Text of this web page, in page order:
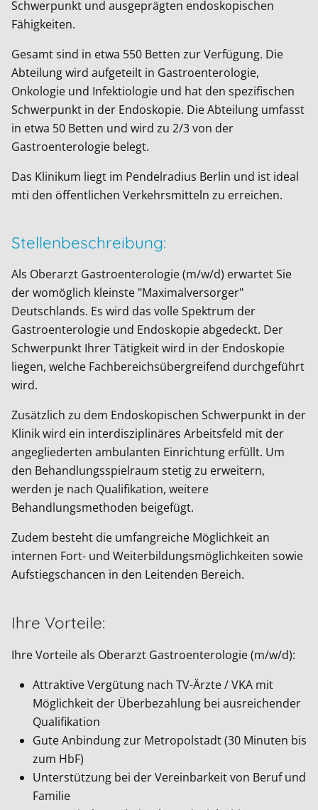
Schwerpunkt und ausgeprägten endoskopischen
Fähigkeiten.
Gesamt sind in etwa 550 Betten zur Verfügung. Die
Abteilung wird aufgeteilt in Gastroenterologie,
Onkologie und Infektiologie und hat den spezifischen
Schwerpunkt in der Endoskopie. Die Abteilung umfasst
in etwa 50 Betten und wird zu 2/3 von der
Gastroenterologie belegt.
Das Klinikum liegt im Pendelradius Berlin und ist ideal
mti den öffentlichen Verkehrsmitteln zu erreichen.
Stellenbeschreibung:
Als Oberarzt Gastroenterologie (m/w/d) erwartet Sie
der womöglich kleinste "Maximalversorger"
Deutschlands. Es wird das volle Spektrum der
Gastroenterologie und Endoskopie abgedeckt. Der
Schwerpunkt Ihrer Tätigkeit wird in der Endoskopie
liegen, welche Fachbereichsübergreifend durchgeführt
wird.
Zusätzlich zu dem Endoskopischen Schwerpunkt in der
Klinik wird ein interdisziplinäres Arbeitsfeld mit der
angegliederten ambulanten Einrichtung erfüllt. Um
den Behandlungsspielraum stetig zu erweitern,
werden je nach Qualifikation, weitere
Behandlungsmethoden beigefügt.
Zudem besteht die umfangreiche Möglichkeit an
internen Fort- und Weiterbildungsmöglichkeiten sowie
Aufstiegschancen in den Leitenden Bereich.
Ihre Vorteile:
Ihre Vorteile als Oberarzt Gastroenterologie (m/w/d):
Attraktive Vergütung nach TV-Ärzte / VKA mit
Möglichkeit der Überbezahlung bei ausreichender
Qualifikation
Gute Anbindung zur Metropolstadt (30 Minuten bis
zum HbF)
Unterstützung bei der Vereinbarkeit von Beruf und
Familie